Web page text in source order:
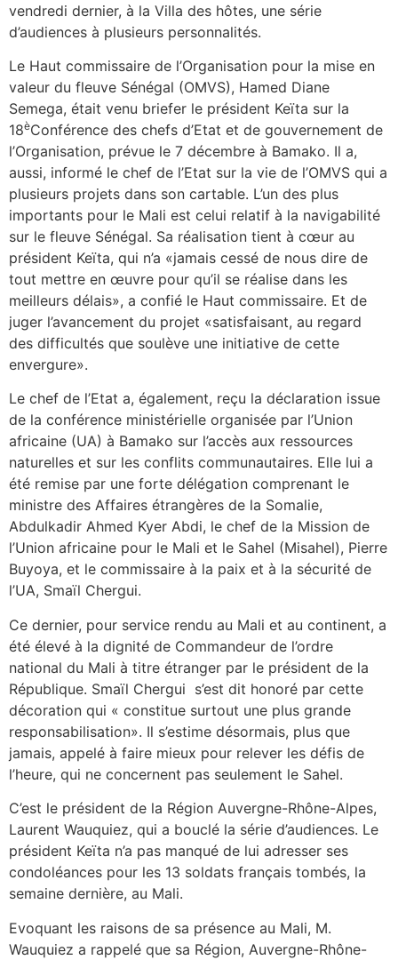
vendredi dernier, à la Villa des hôtes, une série
d’audiences à plusieurs personnalités.
Le Haut commissaire de l’Organisation pour la mise en
valeur du fleuve Sénégal (OMVS), Hamed Diane
Semega, était venu briefer le président Keïta sur la
18èConférence des chefs d’Etat et de gouvernement de
l’Organisation, prévue le 7 décembre à Bamako. Il a,
aussi, informé le chef de l’Etat sur la vie de l’OMVS qui a
plusieurs projets dans son cartable. L’un des plus
importants pour le Mali est celui relatif à la navigabilité
sur le fleuve Sénégal. Sa réalisation tient à cœur au
président Keïta, qui n’a «jamais cessé de nous dire de
tout mettre en œuvre pour qu’il se réalise dans les
meilleurs délais», a confié le Haut commissaire. Et de
juger l’avancement du projet «satisfaisant, au regard
des difficultés que soulève une initiative de cette
envergure».
Le chef de l’Etat a, également, reçu la déclaration issue
de la conférence ministérielle organisée par l’Union
africaine (UA) à Bamako sur l’accès aux ressources
naturelles et sur les conflits communautaires. Elle lui a
été remise par une forte délégation comprenant le
ministre des Affaires étrangères de la Somalie,
Abdulkadir Ahmed Kyer Abdi, le chef de la Mission de
l’Union africaine pour le Mali et le Sahel (Misahel), Pierre
Buyoya, et le commissaire à la paix et à la sécurité de
l’UA, Smaïl Chergui.
Ce dernier, pour service rendu au Mali et au continent, a
été élevé à la dignité de Commandeur de l’ordre
national du Mali à titre étranger par le président de la
République. Smaïl Chergui s’est dit honoré par cette
décoration qui « constitue surtout une plus grande
responsabilisation». Il s’estime désormais, plus que
jamais, appelé à faire mieux pour relever les défis de
l’heure, qui ne concernent pas seulement le Sahel.
C’est le président de la Région Auvergne-Rhône-Alpes,
Laurent Wauquiez, qui a bouclé la série d’audiences. Le
président Keïta n’a pas manqué de lui adresser ses
condoléances pour les 13 soldats français tombés, la
semaine dernière, au Mali.
Evoquant les raisons de sa présence au Mali, M.
Wauquiez a rappelé que sa Région, Auvergne-Rhône-